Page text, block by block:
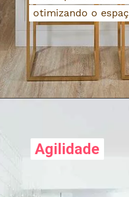
otimizando o
otimizando o
Agilidade
Agilidade